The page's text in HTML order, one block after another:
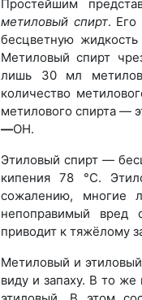
Простейшим
метиловый спирт. Его
бесцветную
Метиловый спирт
лишь 30 мл
количество
метилового спирта —
—ОН.
Этиловый спирт —
кипения 78 °С.
сожалению, многие
непоправимый вред
приводит к тяжёлому
Метиловый и
виду и запаху. В то